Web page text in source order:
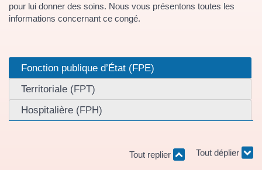
pour lui donner des soins. Nous vous présentons toutes les
informations concernant ce congé.
Fonction publique d’État (FPE)
Territoriale (FPT)
Hospitalière (FPH)
Tout replier Tout déplier